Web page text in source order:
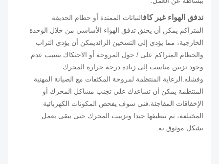
تدفق الهواء غير كافالنباتات الممتدة أو حطام الحديقة
المتراكم يمكن أن يخنق تدفق الهواء الأساسي من خلال الوحدة
الخارجية، مما يؤدي إلى التسخين الزائد يمكن أن يؤدي التراب
والحطام المتراكم على / حول المروحة أو الاحتكاك بسبب عدم
وجود تزيين مناسب إلى زيادة درجة حرارة المحرك
وفشله.الرعاية المنتظمة لمروحة المكثفات مع الصيانة المهنية
المنتظمة يمكن أن تساعدك على تجنب مشاكل المحرك أو
الإخفاقات المفاجئة.فني سوف يفحص المكونات الكهربائية
المختلفة، ثم تنظيفها جيدا وتزييت المحرك حتى يبقى يعمل
بشكل موثوق به.